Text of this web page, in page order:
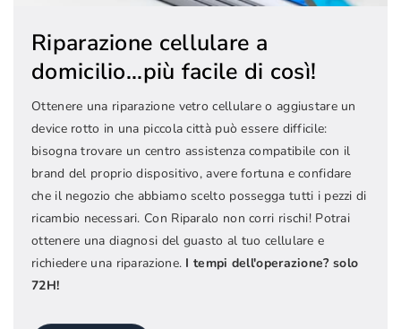
Riparazione cellulare a
domicilio...più facile di così!
Ottenere una riparazione vetro cellulare o aggiustare un
device rotto in una piccola città può essere difficile:
bisogna trovare un centro assistenza compatibile con il
brand del proprio dispositivo, avere fortuna e confidare
che il negozio che abbiamo scelto possegga tutti i pezzi di
ricambio necessari. Con Riparalo non corri rischi! Potrai
ottenere una diagnosi del guasto al tuo cellulare e
richiedere una riparazione. I tempi dell'operazione? solo
72H!